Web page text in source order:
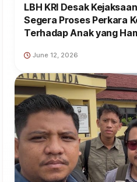
LBH KRI Desak
Segera Proses Perkara
Terhadap Anak yang
June 12, 2026